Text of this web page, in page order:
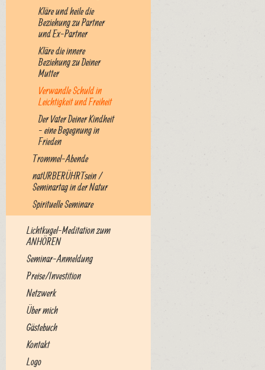
Kläre und heile die
Beziehung zu Partner
und Ex-Partner
Kläre die innere
Beziehung zu Deiner
Mutter
Verwandle Schuld in
Leichtigkeit und Freiheit
Der Vater Deiner Kindheit
- eine Begegnung in
Frieden
Trommel-Abende
natURBERÜHRTsein /
Seminartag in der Natur
Spirituelle Seminare
Lichtkugel-Meditation zum
ANHÖREN
Seminar-Anmeldung
Preise/Investition
Netzwerk
Über mich
Gästebuch
Kontakt
Logo